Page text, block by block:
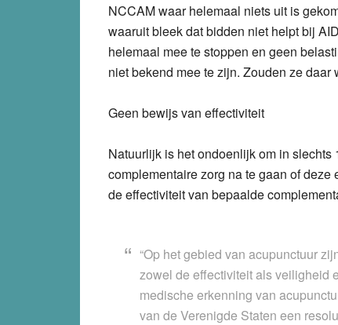
NCCAM waar helemaal niets uit is
waaruit bleek dat bidden niet helpt bij
helemaal mee te stoppen en geen
niet bekend mee te zijn. Zouden ze daar
Geen bewijs van effectiviteit
Natuurlijk is het ondoenlijk om in slechts
complementaire zorg na te gaan of
de effectiviteit van bepaalde
“Op het gebied van acupunctuur
zowel de effectiviteit als veiligheid
medische erkenning van
van de Verenigde Staten een